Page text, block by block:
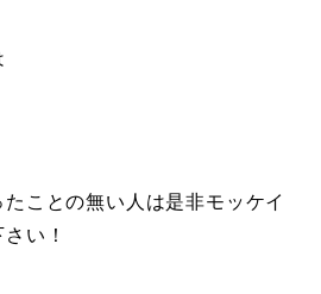
ことの無い人は是非モッケイ
い！